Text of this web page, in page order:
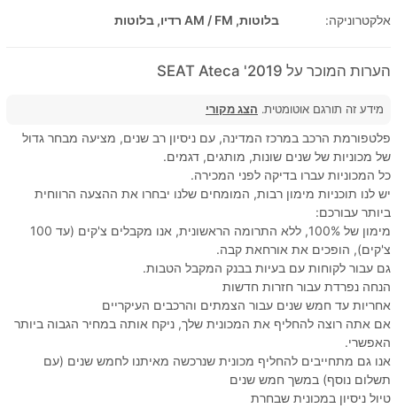
אלקטרוניקה:
בלוטות, AM / FM רדיו, בלוטות
הערות המוכר על 2019' SEAT Ateca
מידע זה תורגם אוטומטית. הצג מקורי
פלטפורמת הרכב במרכז המדינה, עם ניסיון רב שנים, מציעה מבחר גדול
של מכוניות של שנים שונות, מותגים, דגמים.
כל המכוניות עברו בדיקה לפני המכירה.
יש לנו תוכניות מימון רבות, המומחים שלנו יבחרו את ההצעה הרווחית
ביותר עבורכם:
מימון של 100%, ללא התרומה הראשונית, אנו מקבלים צ'קים (עד 100
צ'קים), הופכים את אורחאת קבה.
גם עבור לקוחות עם בעיות בבנק המקבל הטבות.
הנחה נפרדת עבור חזרות חדשות
אחריות עד חמש שנים עבור הצמתים והרכבים העיקריים
אם אתה רוצה להחליף את המכונית שלך, ניקח אותה במחיר הגבוה ביותר
האפשרי.
אנו גם מתחייבים להחליף מכונית שנרכשה מאיתנו לחמש שנים (עם
תשלום נוסף) במשך חמש שנים
טיול ניסיון במכונית שבחרת